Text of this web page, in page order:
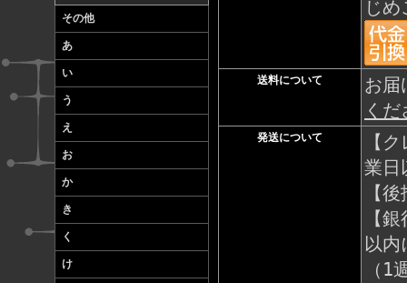
その他
あ
い
う
え
お
か
き
く
け
じ
送料について
お届
く
発送について
【
業日
【
【
以内
（1